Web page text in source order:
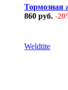
Тормозная
860 руб. -
Weldtite